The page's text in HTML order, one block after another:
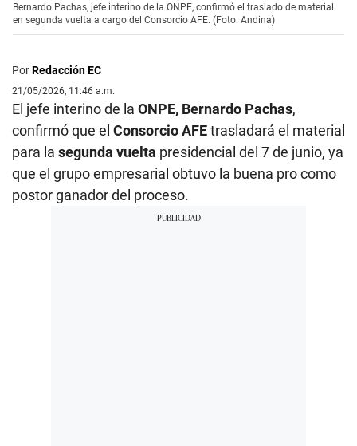
Bernardo Pachas, jefe interino de la ONPE, confirmó el traslado de material
en segunda vuelta a cargo del Consorcio AFE. (Foto: Andina)
PorRedacción EC
21/05/2026, 11:46 a.m.
El jefe interino de la ONPE, Bernardo Pachas,
confirmó que el Consorcio AFEtrasladará el material
para la segunda vuelta presidencial del 7 de junio, ya
que el grupo empresarial obtuvo la buena pro como
postor ganador del proceso.